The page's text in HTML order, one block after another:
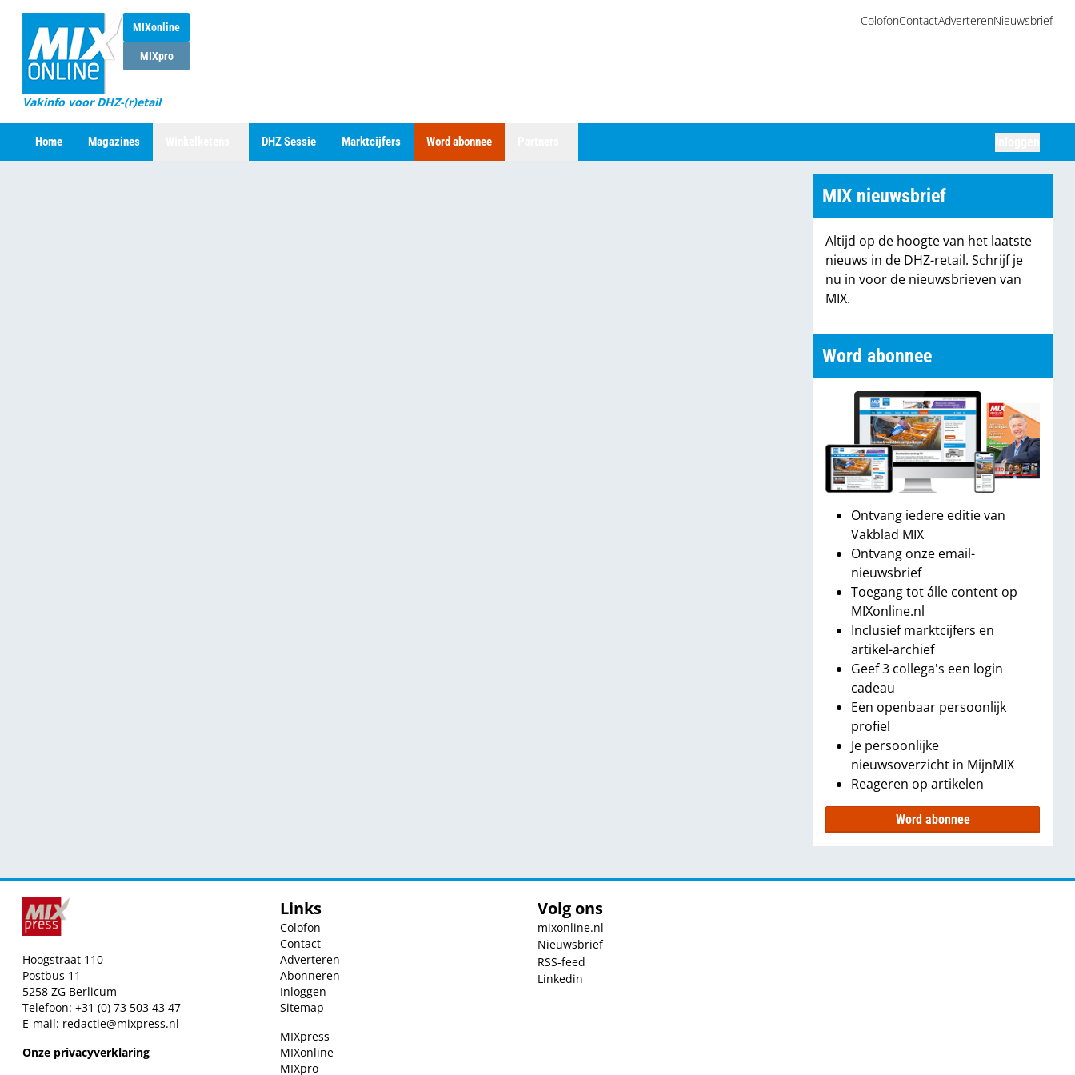
MIXonline
MIXpro
Vakinfo voor DHZ-(r)etail
ColofonContactAdverterenNieuwsbrief
Home Magazines DHZ Sessie Marktcijfers Word abonnee
MIX nieuwsbrief
Altijd op de hoogte van het laatste
nieuws in de DHZ-retail. Schrijf je
nu in voor de nieuwsbrieven van
MIX.
Word abonnee
Ontvang iedere editie van
Vakblad MIX
Ontvang onze email-
nieuwsbrief
Toegang tot álle content op
MIXonline.nl
Inclusief marktcijfers en
artikel-archief
Geef 3 collega's een login
cadeau
Een openbaar persoonlijk
profiel
Je persoonlijke
nieuwsoverzicht in MijnMIX
Reageren op artikelen
Word abonnee
Hoogstraat 110
Postbus 11
5258 ZG Berlicum
Telefoon: +31 (0) 73 503 43 47
E-mail: redactie@mixpress.nl
Onze privacyverklaring
Links
Colofon
Contact
Adverteren
Abonneren
Inloggen
Sitemap
MIXpress
MIXonline
MIXpro
Volg ons
mixonline.nl
Nieuwsbrief
RSS-feed
Linkedin